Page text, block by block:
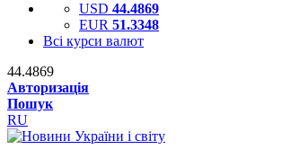
USD 44.4869
EUR 51.3348
Всі курси валют
44.4869
Авторизація
Пошук
RU